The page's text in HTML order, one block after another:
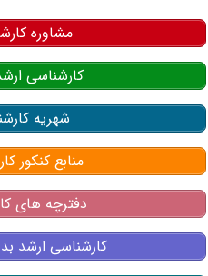
مشاوره
کارشناسی
شهریه
منابع کنکور
دفترچه های
کارشناسی ارشد